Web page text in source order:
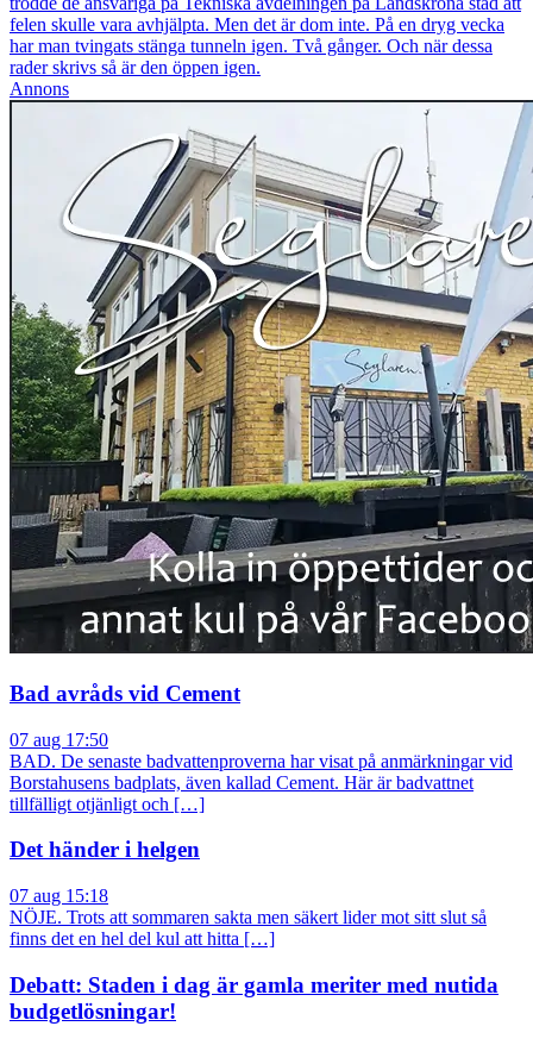
felen skulle vara avhjälpta. Men det är dom inte. På en dryg vecka
har man tvingats stänga tunneln igen. Två gånger. Och när dessa
rader skrivs så är den öppen igen.
Annons
Bad avråds vid Cement
07 aug 17:50
BAD. De senaste badvattenproverna har visat på anmärkningar vid
Borstahusens badplats, även kallad Cement. Här är badvattnet
tillfälligt otjänligt och […]
Det händer i helgen
07 aug 15:18
NÖJE. Trots att sommaren sakta men säkert lider mot sitt slut så
finns det en hel del kul att hitta […]
Debatt: Staden i dag är gamla meriter med nutida
budgetlösningar!